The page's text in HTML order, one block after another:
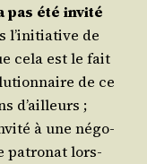
pas été invi­té
l’i­ni­tia­tive de
cela est le fait
de ce
d’ailleurs ;
à une négo­
patro­nat lors­